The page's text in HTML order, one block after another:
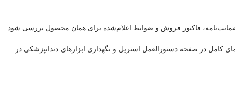
فاکتور فروش و ضوابط اعلام‌شده برای همان محصول بررسی شود.
کامل در صفحه دستورالعمل استریل و نگهداری ابزارهای دندانپزشکی در